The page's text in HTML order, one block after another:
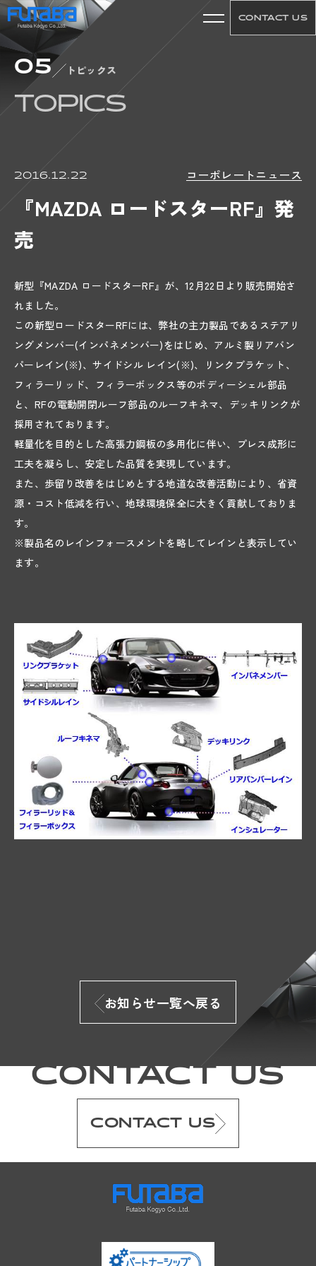
CONTACT US
01
ABOUT US
CONCEPT
COMPANY
02
TECHNICAL
03
SUSTAINABILITY
04
RECRUIT
GREAT WORKERS
CROSSTALK
INFOGRAPHICS
05 トピックス
TOPICS
2016.12.22 コーポレートニュース
『MAZDA ロードスターRF』発
売
新型『MAZDA ロードスターRF』が、12月22日より販売開始さ
れました。
この新型ロードスターRFには、弊社の主力製品であるステアリ
ングメンバー(インパネメンバー)をはじめ、アルミ製リアバン
パーレイン(※)、サイドシル レイン(※)、リンクブラケット、
フィラーリッド、フィラーボックス等のボディーシェル部品
と、RFの電動開閉ルーフ部品のルーフキネマ、デッキリンクが
採用されております。
軽量化を目的とした高張力鋼板の多用化に伴い、プレス成形に
工夫を凝らし、安定した品質を実現しています。
また、歩留り改善をはじめとする地道な改善活動により、省資
源・コスト低減を行い、地球環境保全に大きく貢献しておりま
す。
※製品名のレインフォースメントを略してレインと表示してい
ます。
お知らせ一覧へ戻る
CONTACT US
CONTACT US